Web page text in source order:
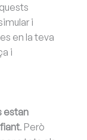
i
en la teva
i
estan
. Però